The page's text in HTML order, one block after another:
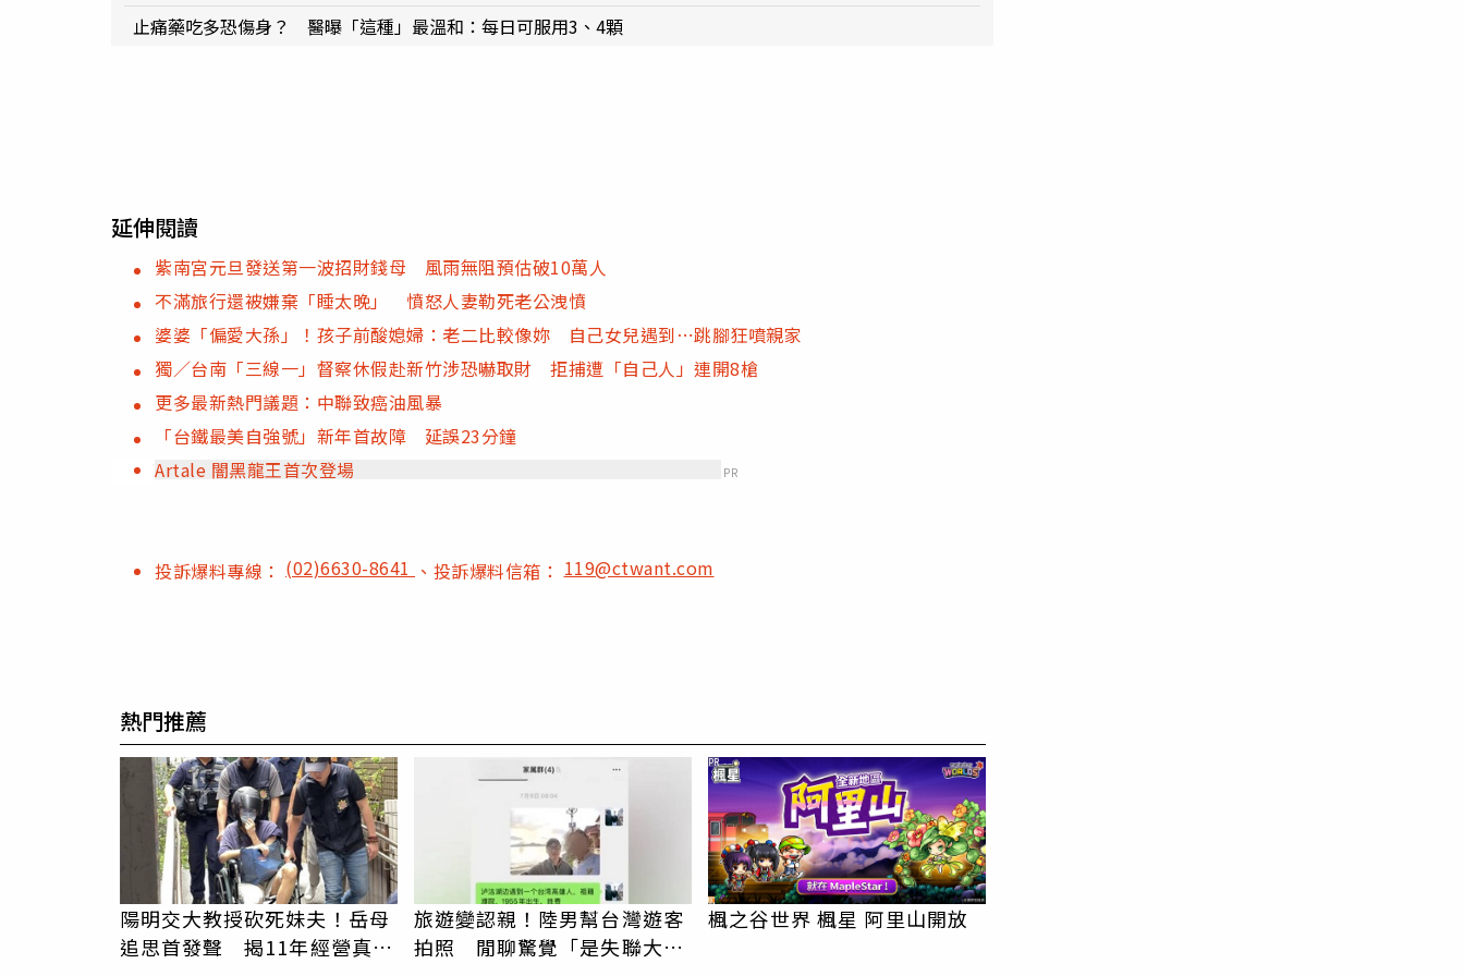
止痛藥吃多恐傷身？ 醫曝「這種」最溫和：每日可服用3、4顆
延伸閱讀
紫南宮元旦發送第一波招財錢母 風雨無阻預估破10萬人
不滿旅行還被嫌棄「睡太晚」 憤怒人妻勒死老公洩憤
婆婆「偏愛大孫」！孩子前酸媳婦：老二比較像妳 自己女兒遇到⋯跳腳狂噴親家
獨／台南「三線一」督察休假赴新竹涉恐嚇取財 拒捕遭「自己人」連開8槍
更多最新熱門議題：中聯致癌油風暴
「台鐵最美自強號」新年首故障 延誤23分鐘
Artale 闇黑龍王首次登場
PR
投訴爆料專線： (02)6630-8641 、投訴爆料信箱：119@ctwant.com
熱門推薦
陽明交大教授砍死妹夫！岳母
追思首發聲 揭11年經營真相
旅遊變認親！陸男幫台灣遊客
拍照 閒聊驚覺「是失聯大
楓之谷世界 楓星 阿里山開放
PR